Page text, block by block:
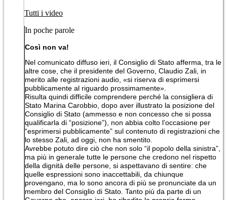
Tutti i video
In poche parole
Così non va!
Nel comunicato diffuso ieri, il Consiglio di Stato afferma, tra le
altre cose, che il presidente del Governo, Claudio Zali, in
merito alle registrazioni audio, «si riserva di esprimersi
pubblicamente al riguardo prossimamente».
Risulta quindi difficile comprendere perché la consigliera di
Stato Marina Carobbio, dopo aver illustrato la posizione del
Consiglio di Stato (ammesso e non concesso che si possa
qualificarla di “posizione”), non abbia colto l’occasione per
“esprimersi pubblicamente” sul contenuto di registrazioni che
lo stesso Zali, ad oggi, non ha smentito.
Avrebbe potuto dire ciò che non solo “il popolo della sinistra”,
ma più in generale tutte le persone che credono nel rispetto
della dignità delle persone, si aspettavano di sentire: che
quelle espressioni sono inaccettabili, da chiunque
provengano, ma lo sono ancora di più se pronunciate da un
membro del Consiglio di Stato. Tanto più da parte di un